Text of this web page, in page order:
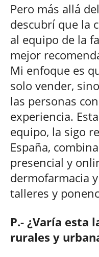
Pero más allá del
descubrí que la
al equipo de la
mejor
Mi enfoque es
solo vender,
las personas
experiencia.
equipo, la sigo
España,
presencial y
dermofarmacia
talleres y
P.- ¿Varía esta
rurales y